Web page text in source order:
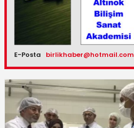
E-Posta birlikhaber@hotmail.com